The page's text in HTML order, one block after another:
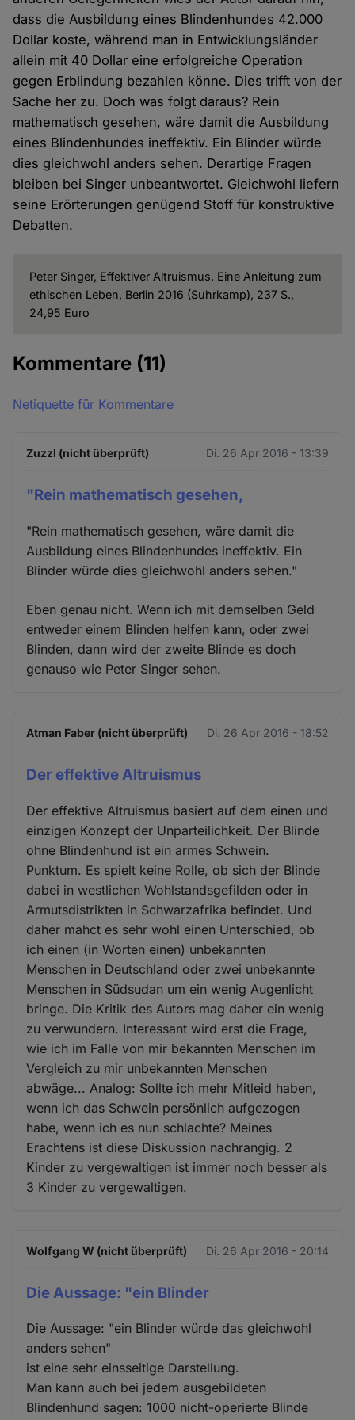
dass die Ausbildung eines Blindenhundes 42.000
Dollar koste, während man in Entwicklungsländer
allein mit 40 Dollar eine erfolgreiche Operation
gegen Erblindung bezahlen könne. Dies trifft von der
Sache her zu. Doch was folgt daraus? Rein
mathematisch gesehen, wäre damit die Ausbildung
eines Blindenhundes ineffektiv. Ein Blinder würde
dies gleichwohl anders sehen. Derartige Fragen
bleiben bei Singer unbeantwortet. Gleichwohl liefern
seine Erörterungen genügend Stoff für konstruktive
Debatten.
Peter Singer, Effektiver Altruismus. Eine Anleitung zum
ethischen Leben, Berlin 2016 (Suhrkamp), 237 S.,
24,95 Euro
Kommentare (11)
Netiquette für Kommentare
Zuzzl (nicht überprüft) Di. 26 Apr 2016 - 13:39
"Rein mathematisch gesehen,
"Rein mathematisch gesehen, wäre damit die
Ausbildung eines Blindenhundes ineffektiv. Ein
Blinder würde dies gleichwohl anders sehen."
Eben genau nicht. Wenn ich mit demselben Geld
entweder einem Blinden helfen kann, oder zwei
Blinden, dann wird der zweite Blinde es doch
genauso wie Peter Singer sehen.
Atman Faber (nicht überprüft) Di. 26 Apr 2016 - 18:52
Der effektive Altruismus
Der effektive Altruismus basiert auf dem einen und
einzigen Konzept der Unparteilichkeit. Der Blinde
ohne Blindenhund ist ein armes Schwein.
Punktum. Es spielt keine Rolle, ob sich der Blinde
dabei in westlichen Wohlstandsgefilden oder in
Armutsdistrikten in Schwarzafrika befindet. Und
daher mahct es sehr wohl einen Unterschied, ob
ich einen (in Worten einen) unbekannten
Menschen in Deutschland oder zwei unbekannte
Menschen in Südsudan um ein wenig Augenlicht
bringe. Die Kritik des Autors mag daher ein wenig
zu verwundern. Interessant wird erst die Frage,
wie ich im Falle von mir bekannten Menschen im
Vergleich zu mir unbekannten Menschen
abwäge... Analog: Sollte ich mehr Mitleid haben,
wenn ich das Schwein persönlich aufgezogen
habe, wenn ich es nun schlachte? Meines
Erachtens ist diese Diskussion nachrangig. 2
Kinder zu vergewaltigen ist immer noch besser als
3 Kinder zu vergewaltigen.
Wolfgang W (nicht überprüft) Di. 26 Apr 2016 - 20:14
Die Aussage: "ein Blinder
Die Aussage: "ein Blinder würde das gleichwohl
anders sehen"
ist eine sehr einsseitige Darstellung.
Man kann auch bei jedem ausgebildeten
Blindenhund sagen: 1000 nicht-operierte Blinde